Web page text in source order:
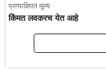
प्रत्याक्षिपत मूल्य
किंमत लवकरच येत आहे